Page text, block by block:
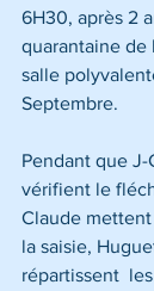
6H30, après 2
quarantaine de
salle
Septembre.
Pendant que
vérifient le
Claude
la saisie,
répartissent